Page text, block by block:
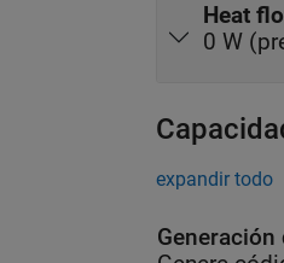
Heat
0 W
expandir todo
Generación